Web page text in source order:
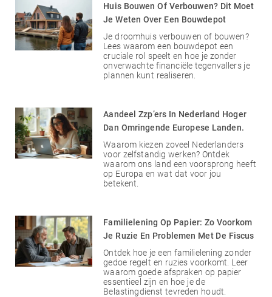
Huis Bouwen Of Verbouwen? Dit Moet
Je Weten Over Een Bouwdepot
Je droomhuis verbouwen of bouwen?
Lees waarom een bouwdepot een
cruciale rol speelt en hoe je zonder
onverwachte financiële tegenvallers je
plannen kunt realiseren.
Aandeel Zzp’ers In Nederland Hoger
Dan Omringende Europese Landen.
Waarom kiezen zoveel Nederlanders
voor zelfstandig werken? Ontdek
waarom ons land een voorsprong heeft
op Europa en wat dat voor jou
betekent.
Familielening Op Papier: Zo Voorkom
Je Ruzie En Problemen Met De Fiscus
Ontdek hoe je een familielening zonder
gedoe regelt en ruzies voorkomt. Leer
waarom goede afspraken op papier
essentieel zijn en hoe je de
Belastingdienst tevreden houdt.